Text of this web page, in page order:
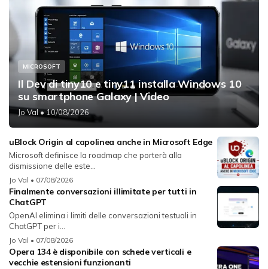
MICROSOFT
Il Dev di tiny10 e tiny11 installa Windows 10
su smartphone Galaxy | Video
Jo Val• 10/08/2026
uBlock Origin al capolinea anche in Microsoft Edge
Microsoft definisce la roadmap che porterà alla
dismissione delle este...
Jo Val • 07/08/2026
Finalmente conversazioni illimitate per tutti in
ChatGPT
OpenAI elimina i limiti delle conversazioni testuali in
ChatGPT per i...
Jo Val • 07/08/2026
Opera 134 è disponibile con schede verticali e
vecchie estensioni funzionanti